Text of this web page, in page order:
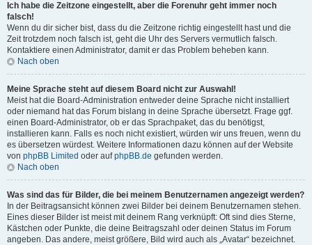
Ich habe die Zeitzone eingestellt, aber die Forenuhr geht immer noch
falsch!
Wenn du dir sicher bist, dass du die Zeitzone richtig eingestellt hast und die
Zeit trotzdem noch falsch ist, geht die Uhr des Servers vermutlich falsch.
Kontaktiere einen Administrator, damit er das Problem beheben kann.
Nach oben
Meine Sprache steht auf diesem Board nicht zur Auswahl!
Meist hat die Board-Administration entweder deine Sprache nicht installiert
oder niemand hat das Forum bislang in deine Sprache übersetzt. Frage ggf.
einen Board-Administrator, ob er das Sprachpaket, das du benötigst,
installieren kann. Falls es noch nicht existiert, würden wir uns freuen, wenn du
es übersetzen würdest. Weitere Informationen dazu können auf der Website
von phpBB Limited oder aufphpBB.de gefunden werden.
Nach oben
Was sind das für Bilder, die bei meinem Benutzernamen angezeigt werden?
In der Beitragsansicht können zwei Bilder bei deinem Benutzernamen stehen.
Eines dieser Bilder ist meist mit deinem Rang verknüpft: Oft sind dies Sterne,
Kästchen oder Punkte, die deine Beitragszahl oder deinen Status im Forum
angeben. Das andere, meist größere, Bild wird auch als „Avatar“ bezeichnet.